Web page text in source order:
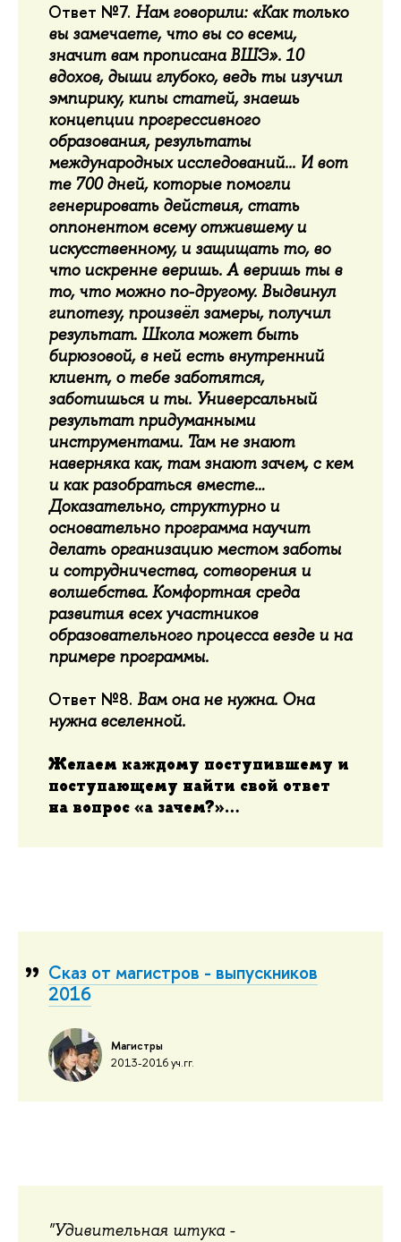
Ответ №7. Нам говорили: «Как только
вы замечаете, что вы со всеми,
значит вам прописана ВШЭ». 10
вдохов, дыши глубоко, ведь ты изучил
эмпирику, кипы статей, знаешь
концепции прогрессивного
образования, результаты
международных исследований... И вот
те 700 дней, которые помогли
генерировать действия, стать
оппонентом всему отжившему и
искусственному, и защищать то, во
что искренне веришь. А веришь ты в
то, что можно по-другому. Выдвинул
гипотезу, произвёл замеры, получил
результат. Школа может быть
бирюзовой, в ней есть внутренний
клиент, о тебе заботятся,
заботишься и ты. Универсальный
результат придуманными
инструментами. Там не знают
наверняка как, там знают зачем, с кем
и как разобраться вместе…
Доказательно, структурно и
основательно программа научит
делать организацию местом заботы
и сотрудничества, сотворения и
волшебства. Комфортная среда
развития всех участников
образовательного процесса везде и на
примере программы.
Ответ №8. Вам она не нужна. Она
нужна вселенной.
Желаем каждому поступившему и
поступающему найти свой ответ
на вопрос «а зачем?»…
Сказ от магистров - выпускников
2016
Магистры
2013-2016 уч.гг.
"Удивительная штука -